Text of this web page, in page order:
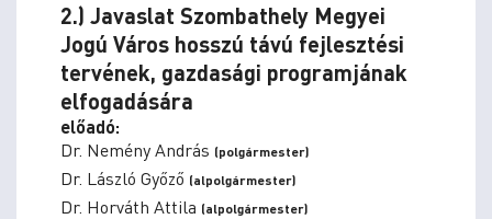
2.) Javaslat Szombathely Megyei
Jogú Város hosszú távú fejlesztési
tervének, gazdasági programjának
elfogadására
előadó:
Dr. Nemény András (polgármester)
Dr. László Győző (alpolgármester)
Dr. Horváth Attila (alpolgármester)